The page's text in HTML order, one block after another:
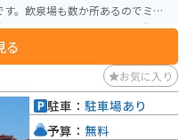
。飲泉場も数か所あるのでミネ
きます。雰囲気の良い温泉街に
探すこともできます。
る
お気に入り
駐車： 駐車場あり
予算： 無料